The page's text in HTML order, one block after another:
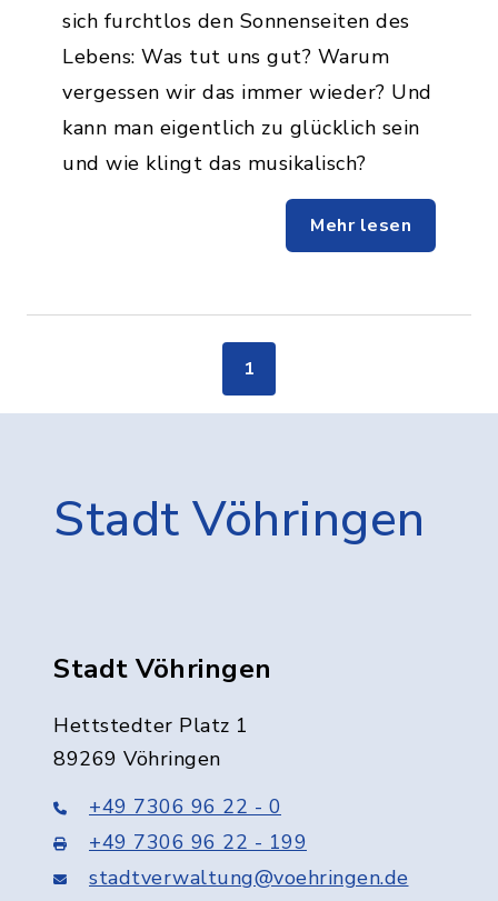
sich furchtlos den Sonnenseiten des
Lebens: Was tut uns gut? Warum
vergessen wir das immer wieder? Und
kann man eigentlich zu glücklich sein
und wie klingt das musikalisch?
Mehr lesen
1
Stadt Vöhringen
Stadt Vöhringen
Hettstedter Platz 1
89269 Vöhringen
+49 7306 96 22 - 0
+49 7306 96 22 - 199
stadtverwaltung@voehringen.de